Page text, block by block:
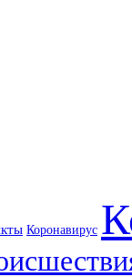
Коронавирус